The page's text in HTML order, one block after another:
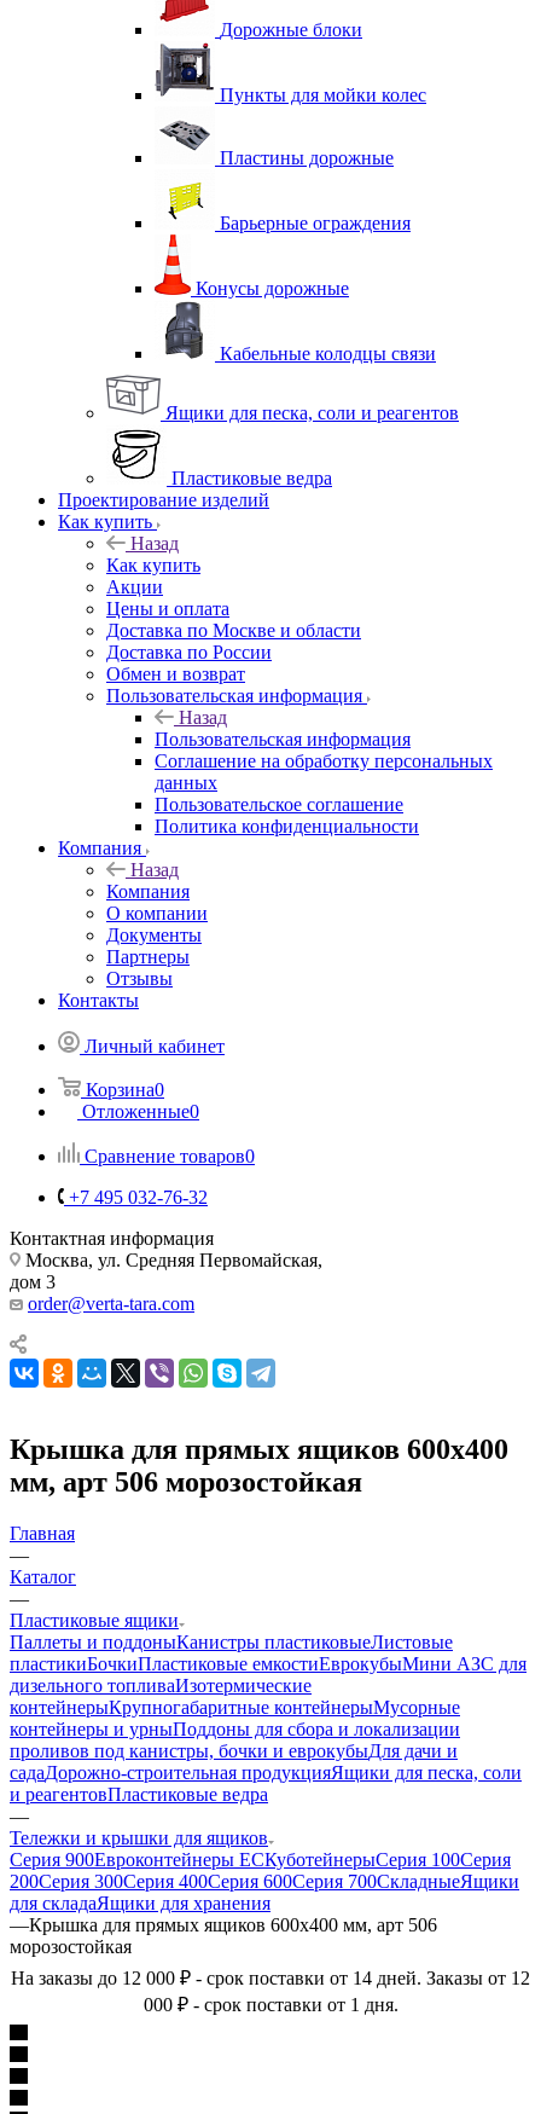
Дорожные блоки
Пункты для мойки колес
Пластины дорожные
Барьерные ограждения
Конусы дорожные
Кабельные колодцы связи
Ящики для песка, соли и реагентов
Пластиковые ведра
Проектирование изделий
Как купить
Назад
Как купить
Акции
Цены и оплата
Доставка по Москве и области
Доставка по России
Обмен и возврат
Пользовательская информация
Назад
Пользовательская информация
Соглашение на обработку персональных
данных
Пользовательское соглашение
Политика конфиденциальности
Компания
Назад
Компания
О компании
Документы
Партнеры
Отзывы
Контакты
Личный кабинет
Корзина0
Отложенные0
Сравнение товаров0
+7 495 032-76-32
Контактная информация
Москва, ул. Средняя Первомайская,
дом 3
order@verta-tara.com
Крышка для прямых ящиков 600х400
мм, арт 506 морозостойкая
Главная
—
Каталог
—
Пластиковые ящики
Паллеты и поддоныКанистры пластиковыеЛистовые
пластикиБочкиПластиковые емкостиЕврокубыМини АЗС для
дизельного топливаИзотермические
контейнерыКрупногабаритные контейнерыМусорные
контейнеры и урныПоддоны для сбора и локализации
проливов под канистры, бочки и еврокубыДля дачи и
садаДорожно-строительная продукцияЯщики для песка, соли
и реагентовПластиковые ведра
—
Тележки и крышки для ящиков
Серия 900Евроконтейнеры ЕСКуботейнерыСерия 100Серия
200Серия 300Серия 400Серия 600Серия 700СкладныеЯщики
для складаЯщики для хранения
—Крышка для прямых ящиков 600х400 мм, арт 506
морозостойкая
На заказы до 12 000 ₽ - срок поставки от 14 дней. Заказы от 12
000 ₽ - срок поставки от 1 дня.